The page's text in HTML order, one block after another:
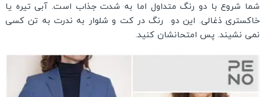
شما شروع با دو رنگ متداول اما به شدت جذاب است. آبی تیره یا
خاکستری ذغالی. این دو رنگ در کت و شلوار به ندرت به تن کسی
نمی نشیند. پس امتحانشان کنید.